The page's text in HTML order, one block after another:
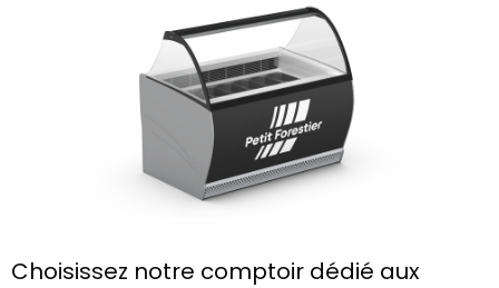
Choisissez notre comptoir dédié aux